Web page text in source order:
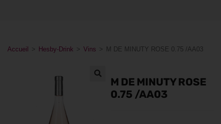
Accueil > Hesby-Drink > Vins > M DE MINUTY ROSE 0.75 /AA03
M DE MINUTY ROSE
0.75 /AA03